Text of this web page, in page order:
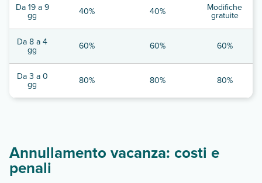
Da 19 a 9
gg 40% 40% Modifiche
gratuite
Da 8 a 4
gg 60% 60% 60%
Da 3 a 0
gg 80% 80% 80%
Annullamento vacanza: costi e
penali